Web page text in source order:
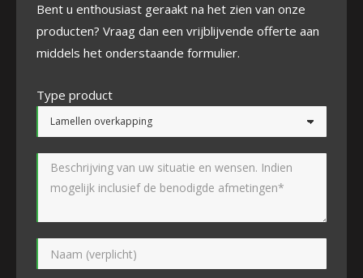
Bent u enthousiast geraakt na het zien van onze
producten? Vraag dan een vrijblijvende offerte aan
middels het onderstaande formulier.
Type product